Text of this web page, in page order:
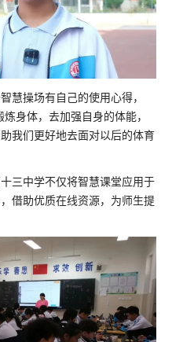
慧操场有自己的使用心得，
身体，去加强自身的体能，
我们更好地去面对以后的体育
三中学不仅将智慧课堂应用于
借助优质在线资源，为师生提